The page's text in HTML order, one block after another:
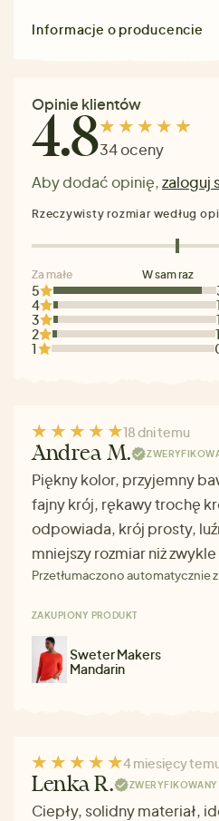
Informacje o producencie
Opinie klientów
4.834 oceny
Aby dodać opinię,zaloguj
5
4
1
3
1
2
1
1
Rzeczywisty rozmiar według
Za małe W sam raz
18 dni temu
Andrea M.
Piękny kolor, przyjemny
fajny krój, rękawy trochę
odpowiada, krój prosty,
mniejszy rozmiar niż
Przetłumaczono automatycznie
ZAKUPIONY PRODUKT
Sweter Makers
Mandarin
4 miesięcy
Lenka R. ZWERYFIKOWANY
Ciepły, solidny materiał,